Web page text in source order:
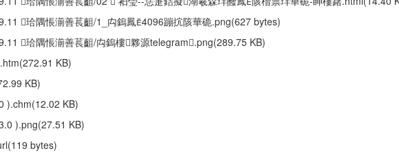
珨隅悵湔善萇齟/1_禸鎢鳳4096蹦抭陔華硊.png(627 bytes)
珨隅悵湔善萇齟/禸鎢樓夥源telegram.png(289.75 KB)
KB)
KB)
).chm(12.02 KB)
).png(27.51 KB)
bytes)